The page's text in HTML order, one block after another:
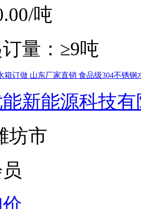
/吨
量： ≥9吨
箱订做 山东厂家直销 食品级304不锈钢
新能源科技
坊市